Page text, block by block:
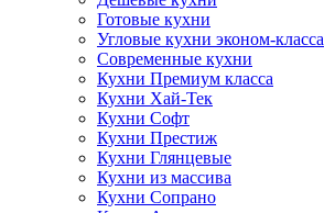
Готовые кухни
Угловые кухни эконом-класса
Современные кухни
Кухни Премиум класса
Кухни Хай-Тек
Кухни Софт
Кухни Престиж
Кухни Глянцевые
Кухни из массива
Кухни Сопрано